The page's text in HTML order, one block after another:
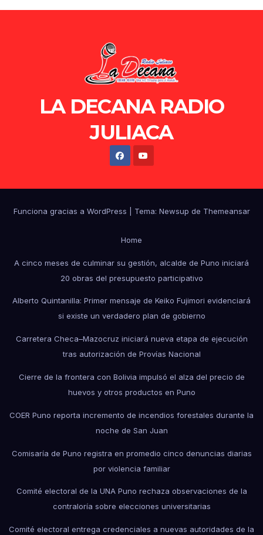
LA DECANA RADIO
JULIACA
Funciona gracias a WordPress Tema: Newsup de Themeansar
Home
A cinco meses de culminar su gestión, alcalde de Puno iniciará
20 obras del presupuesto participativo
Alberto Quintanilla: Primer mensaje de Keiko Fujimori evidenciará
si existe un verdadero plan de gobierno
Carretera Checa–Mazocruz iniciará nueva etapa de ejecución
tras autorización de Provías Nacional
Cierre de la frontera con Bolivia impulsó el alza del precio de
huevos y otros productos en Puno
COER Puno reporta incremento de incendios forestales durante la
noche de San Juan
Comisaría de Puno registra en promedio cinco denuncias diarias
por violencia familiar
Comité electoral de la UNA Puno rechaza observaciones de la
contraloría sobre elecciones universitarias
Comité electoral entrega credenciales a nuevas autoridades de la